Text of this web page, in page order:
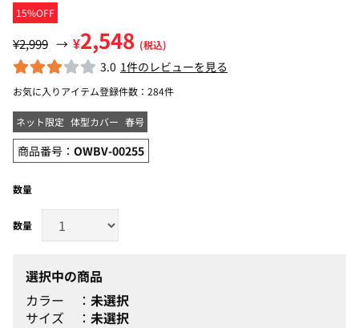
15%OFF
¥2,999 → ¥2,548 (税込)
3.0 1件のレビューを見る
お気に入りアイテム登録件数： 284件
ネット限定 体型カバー 春号
商品番号： OWBV-00255
数量
選択中の商品
カラー
未選択
サイズ
未選択